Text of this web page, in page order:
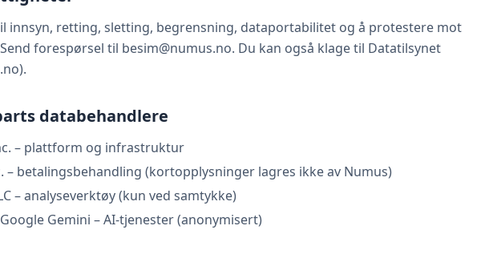
innsyn, retting, sletting, begrensning, dataportabilitet og å protestere mot
forespørsel til besim@numus.no. Du kan også klage til Datatilsynet
databehandlere
– plattform og infrastruktur
– betalingsbehandling (kortopplysninger lagres ikke av Numus)
– analyseverktøy (kun ved samtykke)
Gemini – AI-tjenester (anonymisert)